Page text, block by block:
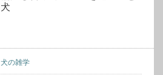
犬
犬の雑学